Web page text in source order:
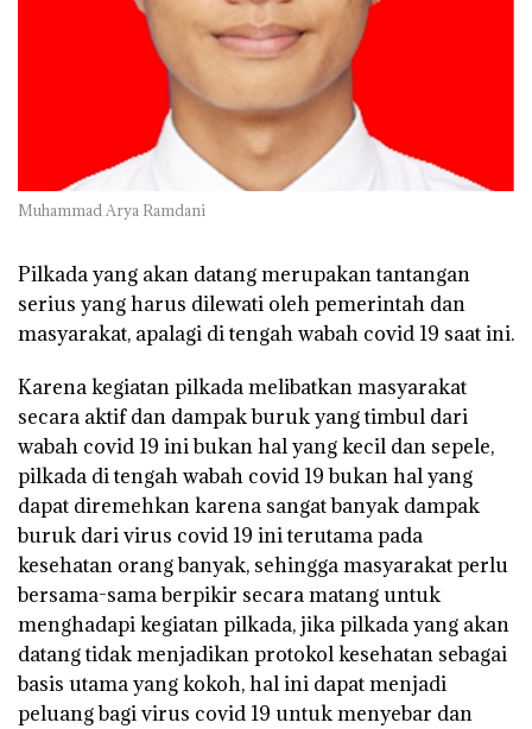
Muhammad Arya Ramdani
Pilkadayang akan datang merupakan tantangan
serius yang harus dilewati oleh pemerintah dan
masyarakat, apalagi di tengah wabah covid 19 saat ini.
Karena kegiatan pilkada melibatkan masyarakat
secara aktif dan dampak buruk yang timbul dari
wabah covid 19 ini bukan hal yang kecil dan sepele,
pilkada di tengah wabah covid 19 bukan hal yang
dapat diremehkan karena sangat banyak dampak
buruk dari virus covid 19 ini terutama pada
kesehatan orang banyak, sehingga masyarakat perlu
bersama-sama berpikir secara matang untuk
menghadapi kegiatan pilkada, jika pilkada yang akan
datang tidak menjadikan protokol kesehatan sebagai
basis utama yang kokoh, hal ini dapat menjadi
peluang bagi virus covid 19 untuk menyebar dan